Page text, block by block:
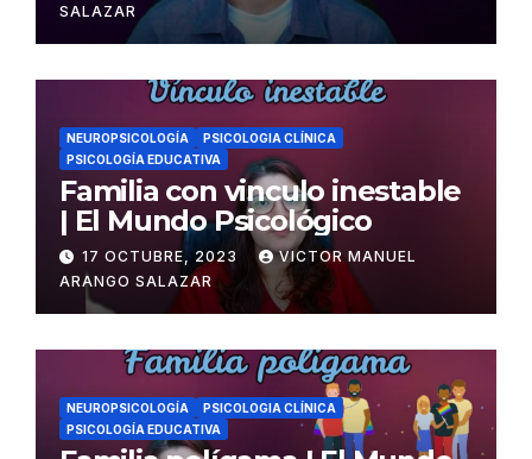
SALAZAR
NEUROPSICOLOGÍA
PSICOLOGIA CLÍNICA
PSICOLOGÍA EDUCATIVA
Familia con vinculo inestable
| El Mundo Psicológico
17 OCTUBRE, 2023
VICTOR MANUEL
ARANGO SALAZAR
NEUROPSICOLOGÍA
PSICOLOGIA CLÍNICA
PSICOLOGÍA EDUCATIVA